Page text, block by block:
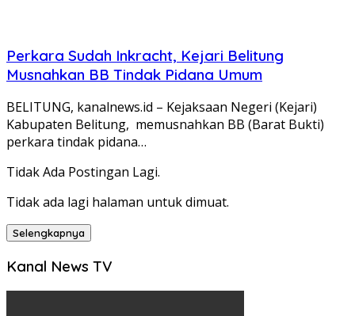
Perkara Sudah Inkracht, Kejari Belitung
Musnahkan BB Tindak Pidana Umum
BELITUNG, kanalnews.id – Kejaksaan Negeri (Kejari)
Kabupaten Belitung, memusnahkan BB (Barat Bukti)
perkara tindak pidana…
Tidak Ada Postingan Lagi.
Tidak ada lagi halaman untuk dimuat.
Selengkapnya
Kanal News TV